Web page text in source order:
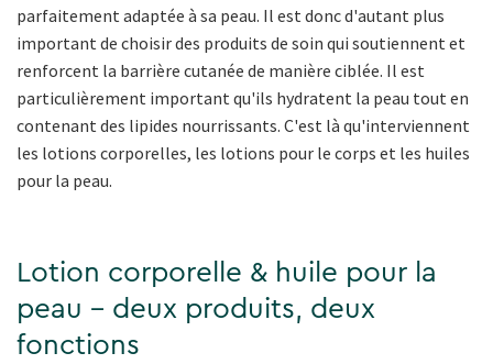
parfaitement adaptée à sa peau. Il est donc d'autant plus
important de choisir des produits de soin qui soutiennent et
renforcent la barrière cutanée de manière ciblée. Il est
particulièrement important qu'ils hydratent la peau tout en
contenant des lipides nourrissants. C'est là qu'interviennent
les lotions corporelles, les lotions pour le corps et les huiles
pour la peau.
Lotion corporelle & huile pour la
peau - deux produits, deux
fonctions